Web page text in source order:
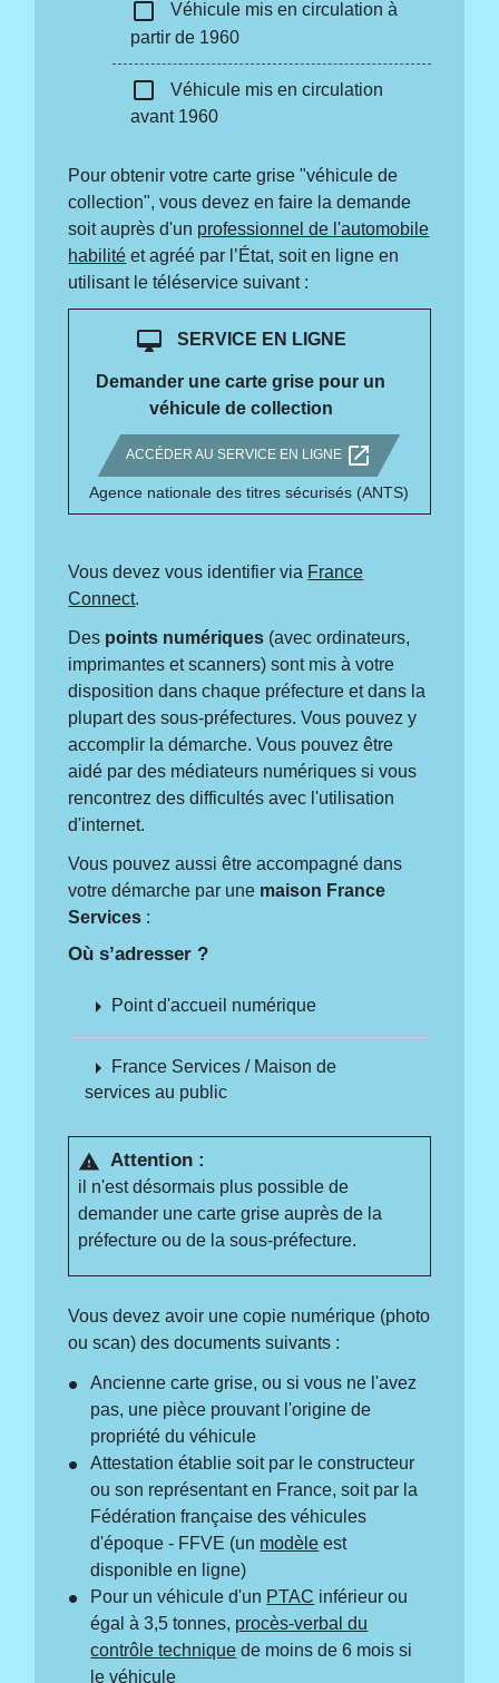
check_box_outline_blank
Véhicule mis en circulation à
partir de 1960
check_box_outline_blank
Véhicule mis en circulation
avant 1960
Pour obtenir votre carte grise "véhicule de
collection", vous devez en faire la demande
soit auprès d'un professionnel de l'automobile
habilité et agréé par l’État, soit en ligne en
utilisant le téléservice suivant :
desktop_mac SERVICE EN LIGNE
Demander une carte grise pour un
véhicule de collection
ACCÉDER AU SERVICE EN LIGNE open_in_new
Agence nationale des titres sécurisés (ANTS)
Vous devez vous identifier via France
Connect.
Des points numériques (avec ordinateurs,
imprimantes et scanners) sont mis à votre
disposition dans chaque préfecture et dans la
plupart des sous-préfectures. Vous pouvez y
accomplir la démarche. Vous pouvez être
aidé par des médiateurs numériques si vous
rencontrez des difficultés avec l'utilisation
d'internet.
Vous pouvez aussi être accompagné dans
votre démarche par une maison France
Services :
Où s’adresser ?
arrow_right Point d'accueil numérique
arrow_right
France Services / Maison de
services au public
warning Attention :
il n'est désormais plus possible de
demander une carte grise auprès de la
préfecture ou de la sous-préfecture.
Vous devez avoir une copie numérique (photo
ou scan) des documents suivants :
Ancienne carte grise, ou si vous ne l'avez
pas, une pièce prouvant l'origine de
propriété du véhicule
Attestation établie soit par le constructeur
ou son représentant en France, soit par la
Fédération française des véhicules
d'époque - FFVE (un modèle est
disponible en ligne)
Pour un véhicule d'un PTAC inférieur ou
égal à 3,5 tonnes, procès-verbal du
contrôle technique de moins de 6 mois si
le véhicule